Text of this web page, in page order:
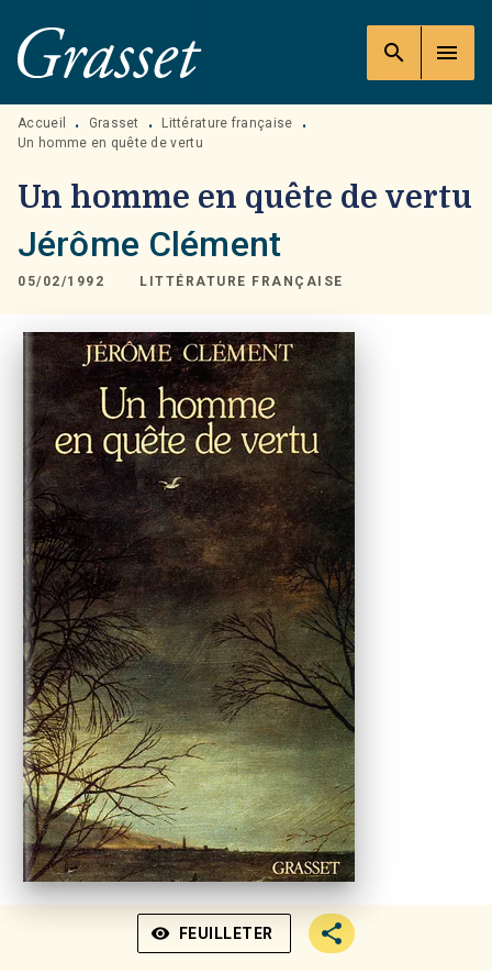
MENU RECHERCHE
PIED DE PAGE
search menu
Accueil • Grasset • Littérature française
•
Un homme en quête de vertu
Un homme en quête de vertu
Jérôme Clément
05/02/1992 LITTÉRATURE FRANÇAISE
visibility FEUILLETER